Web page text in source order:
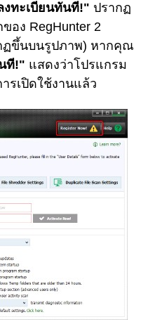
งทะเบียนทันที!" ปรากฏ
อง RegHunter 2
ฏขึ้นบนรูปภาพ) หากคุณ
ที!" แสดงว่าโปรแกรม
รเปิดใช้งานแล้ว